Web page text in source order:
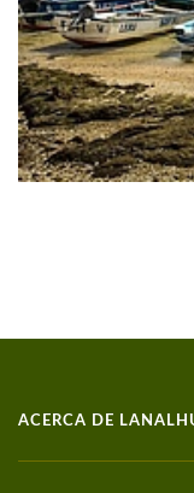
ACERCA DE